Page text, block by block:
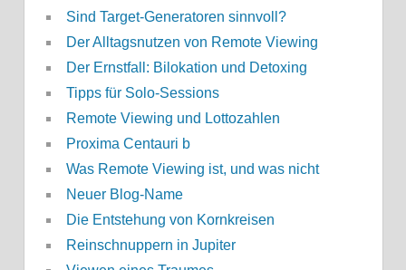
Sind Target-Generatoren sinnvoll?
Der Alltagsnutzen von Remote Viewing
Der Ernstfall: Bilokation und Detoxing
Tipps für Solo-Sessions
Remote Viewing und Lottozahlen
Proxima Centauri b
Was Remote Viewing ist, und was nicht
Neuer Blog-Name
Die Entstehung von Kornkreisen
Reinschnuppern in Jupiter